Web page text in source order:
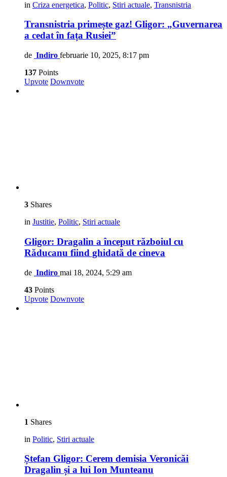
in Criza energetica, Politic, Stiri actuale, Transnistria
Transnistria primește gaz! Gligor: „Guvernarea
a cedat în fața Rusiei”
de Indiro februarie 10, 2025, 8:17 pm
137 Points
Upvote Downvote
3 Shares
in Justitie, Politic, Stiri actuale
Gligor: Dragalin a început războiul cu
Răducanu fiind ghidată de cineva
de Indiro mai 18, 2024, 5:29 am
43 Points
Upvote Downvote
1 Shares
in Politic, Stiri actuale
Ștefan Gligor: Cerem demisia Veronicăi
Dragalin și a lui Ion Munteanu